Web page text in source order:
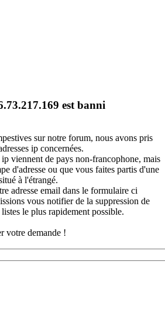
est banni
sur notre forum, nous avons pris
ip concernées.
viennent de pays non-francophone, mais
d'adresse ou que vous faites partis d'une
à l'étrangé.
adresse email dans le formulaire ci
vous notifier de la suppression de
le plus rapidement possible.
votre demande !